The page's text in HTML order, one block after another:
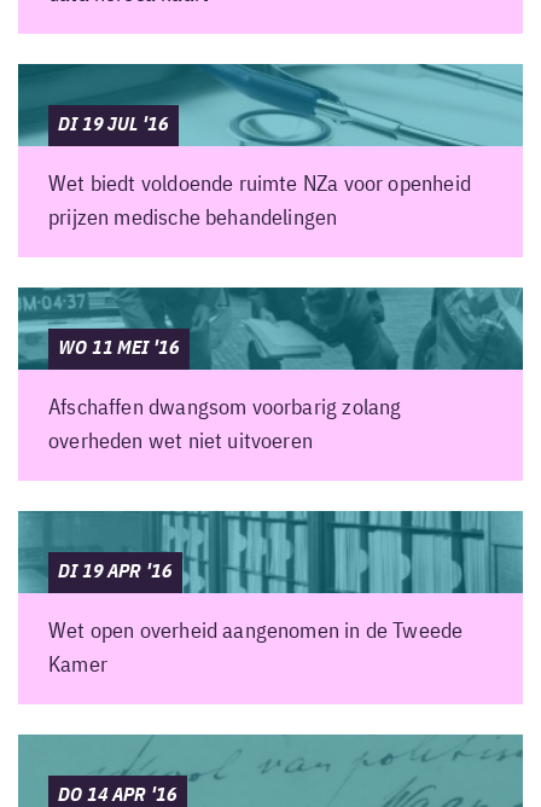
DI 19 JUL '16
Wet biedt voldoende ruimte NZa voor openheid
prijzen medische behandelingen
WO 11 MEI '16
Afschaffen dwangsom voorbarig zolang
overheden wet niet uitvoeren
DI 19 APR '16
Wet open overheid aangenomen in de Tweede
Kamer
DO 14 APR '16